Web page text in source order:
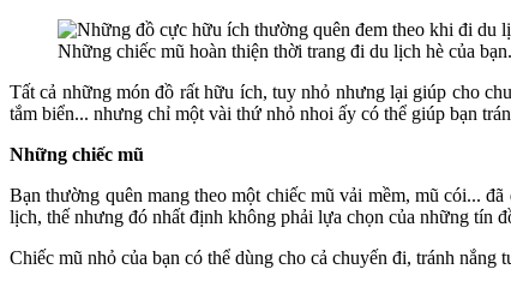
Những chiếc mũ hoàn thiện thời trang đi du lịch hè của bạn.
Tất cả những món đồ rất hữu ích, tuy nhỏ nhưng lại giúp cho
tắm biển... nhưng chỉ một vài thứ nhỏ nhoi ấy có thể giúp bạn
Những chiếc mũ
Bạn thường quên mang theo một chiếc mũ vải mềm, mũ cói...
lịch, thế nhưng đó nhất định không phải lựa chọn của những tín
Chiếc mũ nhỏ của bạn có thể dùng cho cả chuyến đi, tránh